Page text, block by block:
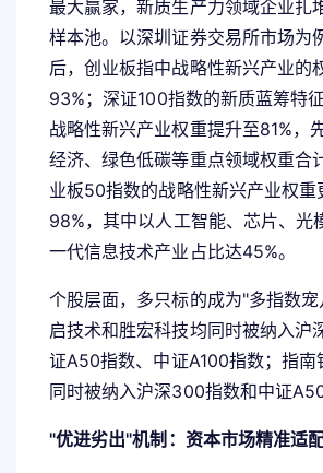
最大赢家，新质生产力领域企业扎
样本池。以深圳证券交易所市场为
后，创业板指中战略性新兴产业的
93%；深证100指数的新质蓝筹特
战略性新兴产业权重提升至81%，
经济、绿色低碳等重点领域权重合
业板50指数的战略性新兴产业权重
98%，其中以人工智能、芯片、光
一代信息技术产业占比达45%。
个股层面，多只标的成为"多指数
启技术和胜宏科技均同时被纳入沪
证A50指数、中证A100指数；指南
同时被纳入沪深300指数和中证
"优进劣出"机制：资本市场精准适